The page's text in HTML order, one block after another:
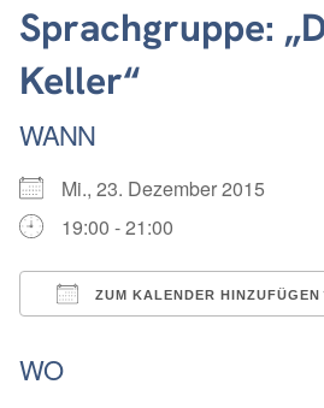
Sprachgruppe:
Keller“
WANN
Mi., 23. Dezember 2015
19:00 - 21:00
ZUM KALENDER HINZUFÜGEN
WO